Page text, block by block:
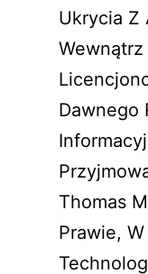
Ukrycia Z
Wewnątrz
Dawnego
Thomas
Prawie,